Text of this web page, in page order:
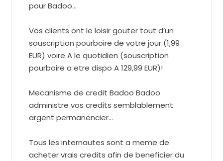
pour Badoo…
Vos clients ont le loisir gouter tout d’un
souscription pourboire de votre jour (1,99
EUR) voire A le quotidien (souscription
pourboire a etre dispo A 129,99 EUR)!
Mecanisme de credit Badoo Badoo
administre vos credits semblablement
argent permanencier…
Tous les internautes sont a meme de
acheter vrais credits afin de beneficier du